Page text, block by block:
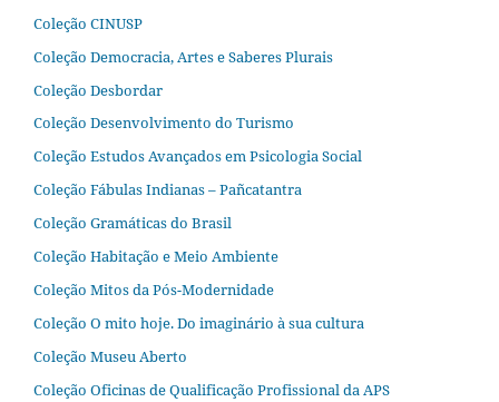
Coleção CINUSP
Coleção Democracia, Artes e Saberes Plurais
Coleção Desbordar
Coleção Desenvolvimento do Turismo
Coleção Estudos Avançados em Psicologia Social
Coleção Fábulas Indianas – Pañcatantra
Coleção Gramáticas do Brasil
Coleção Habitação e Meio Ambiente
Coleção Mitos da Pós-Modernidade
Coleção O mito hoje. Do imaginário à sua cultura
Coleção Museu Aberto
Coleção Oficinas de Qualificação Profissional da APS